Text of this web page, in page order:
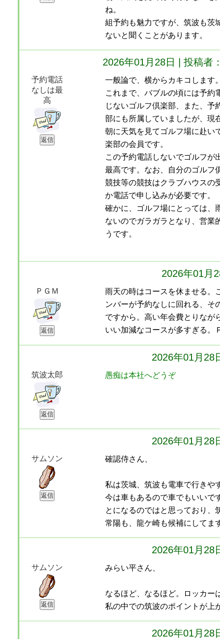
ね。
組予約も魅力ですが、筑波も茨
ないと聞くことがあります。
2026年01月28日 | 投稿者
予約電話
なしは最
高
一般論で、横からカキコします
これまで、バブルの頃には予約
じないゴルフ倶楽部、また、予
部にも所属していましたが、現
朝に天気を見てゴルフ場に赴い
楽部の会員です。
この予約電話しないでゴルフが
最高です。なお、自分のゴルフ
競技等の競技はクラブハウスの
か電話で申し込みが必要です。
確かに、ゴルフ場にとっては、
ないのでガラガラとなり、営業
うです。
2026年01月
ＰＧＭ
雨天の時はコースを休ませる。
ンバーが予約なしに回れる、そ
ですから。高い年会費とりなが
いい加減なコースが多すぎる。
2026年01月28
筑波太郎 愚痴は本社へどうぞ
2026年01月28
サムソン 確認侍さん、
私は茨城、筑波も電車で行きや
今は車もあるので車でもいいで
とになるのではと思っており、
常陽も、龍ケ崎も候補にしてま
2026年01月28
サムソン みらい平さん、
なるほど、なるほど。ロッカー
私の中での筑波のポイントが上
2026年01月28